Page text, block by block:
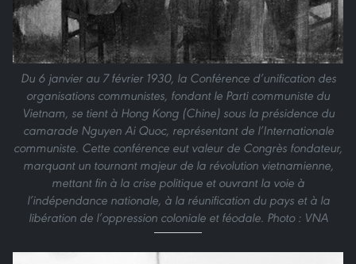
Du 6 janvier au 7 février 1930, la Conférence d’unification des
organisations communistes, fondant le Parti communiste du
Vietnam, se tient à Hong Kong (Chine) sous la présidence du
camarade Nguyen Ai Quoc, représentant de l’Internationale
communiste. Cette conférence eut valeur de Congrès fondateur,
marquant un tournant majeur de la révolution vietnamienne,
mettant fin à la crise politique et ouvrant la voie à
l’indépendance nationale, à la réunification du pays et à la
libération de l’oppression coloniale et féodale. Photo : VNA